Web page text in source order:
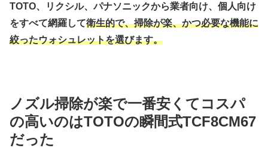
TOTO、リクシル、パナソニックから業者向け、個人向け
をすべて網羅して衛生的で、掃除が楽、かつ必要な機能に
絞ったウォシュレットを選びます。
ノズル掃除が楽で一番安くてコスパ
の高いのはTOTOの瞬間式TCF8CM67
だった